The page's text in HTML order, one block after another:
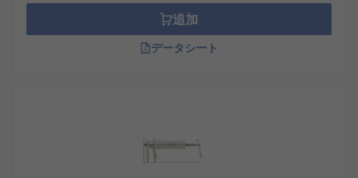
追加
データシート